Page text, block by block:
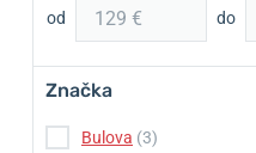
od do
Značka
Bulova (3)